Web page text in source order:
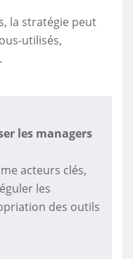
la stratégie peut
utilisés,
.
les managers
acteurs clés,
les
des outils